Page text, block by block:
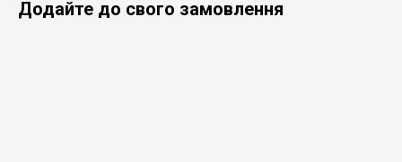
Додайте до свого замовлення